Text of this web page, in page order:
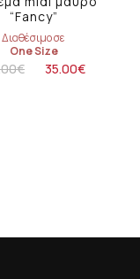
“Fancy”
Διαθέσιμο σε
One Size
€ 35.00€